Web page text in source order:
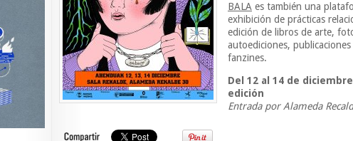
BALA es también una
exhibición de prácticas
edición de libros de arte,
autoediciones, publicaciones
fanzines.
Del 12 al 14 de
edición
Entrada por Alameda